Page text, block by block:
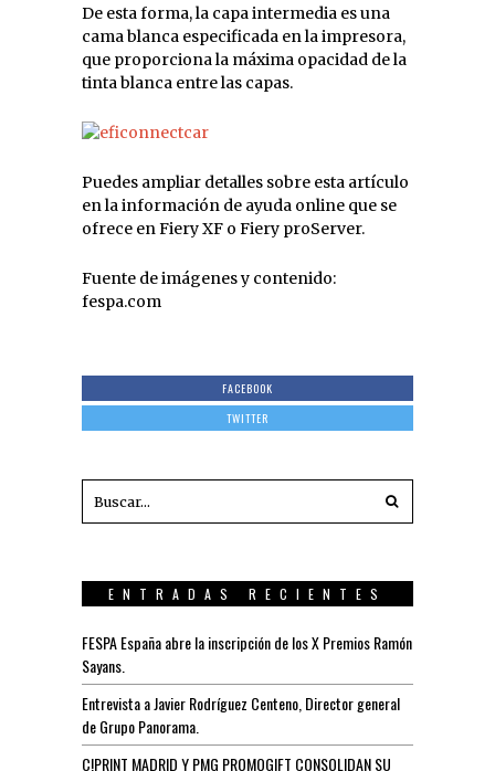
De esta forma, la capa intermedia es una
cama blanca especificada en la impresora,
que proporciona la máxima opacidad de la
tinta blanca entre las capas.
Puedes ampliar detalles sobre esta artículo
en la información de ayuda online que se
ofrece en Fiery XF o Fiery proServer.
Fuente de imágenes y contenido:
fespa.com
FACEBOOK
TWITTER
ENTRADAS RECIENTES
FESPA España abre la inscripción de los X Premios Ramón
Sayans.
Entrevista a Javier Rodríguez Centeno, Director general
de Grupo Panorama.
C!PRINT MADRID Y PMG PROMOGIFT CONSOLIDAN SU